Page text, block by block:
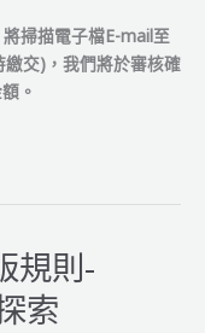
掃描電子檔E-mail至
交)，我們將於審核確
。
規則-
索